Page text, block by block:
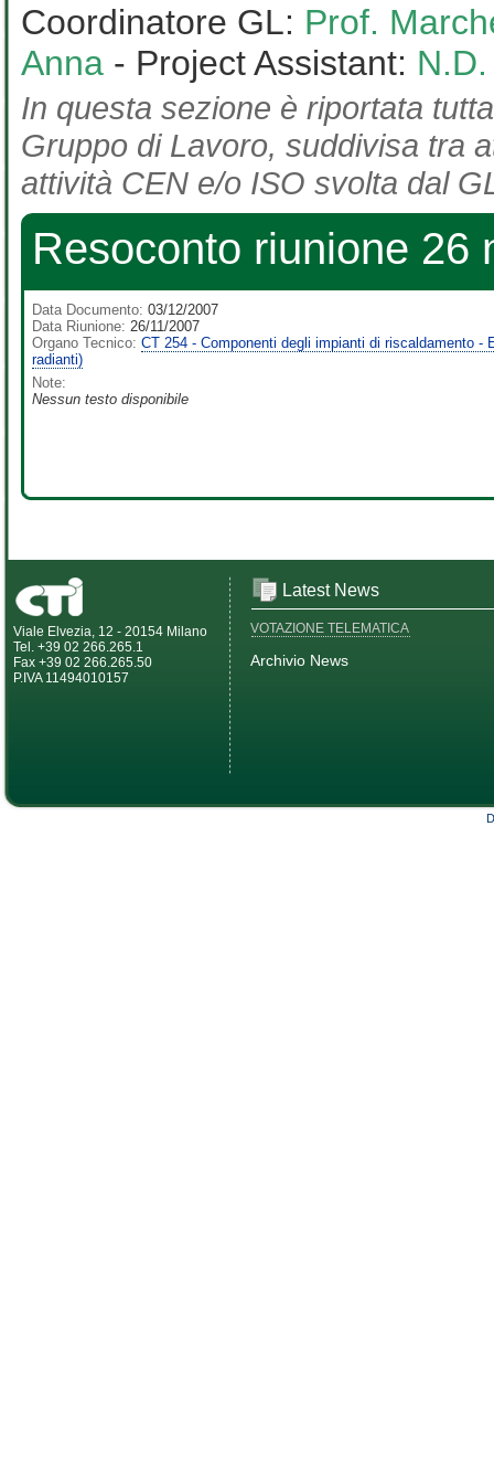
Coordinatore GL: Prof.
Anna - Project Assistant: N.D.
In questa sezione è riportata
Gruppo di Lavoro, suddivisa tra
attività CEN e/o ISO svolta dal
Resoconto riunione 26
Data Documento: 03/12/2007
Data Riunione: 26/11/2007
Organo Tecnico: CT 254 - Componenti degli impianti di riscaldamento
radianti)
Note:
Nessun testo disponibile
Viale Elvezia, 12 - 20154 Milano
Tel. +39 02 266.265.1
Fax +39 02 266.265.50
P.IVA 11494010157
Latest News
VOTAZIONE TELEMATICA
Archivio News